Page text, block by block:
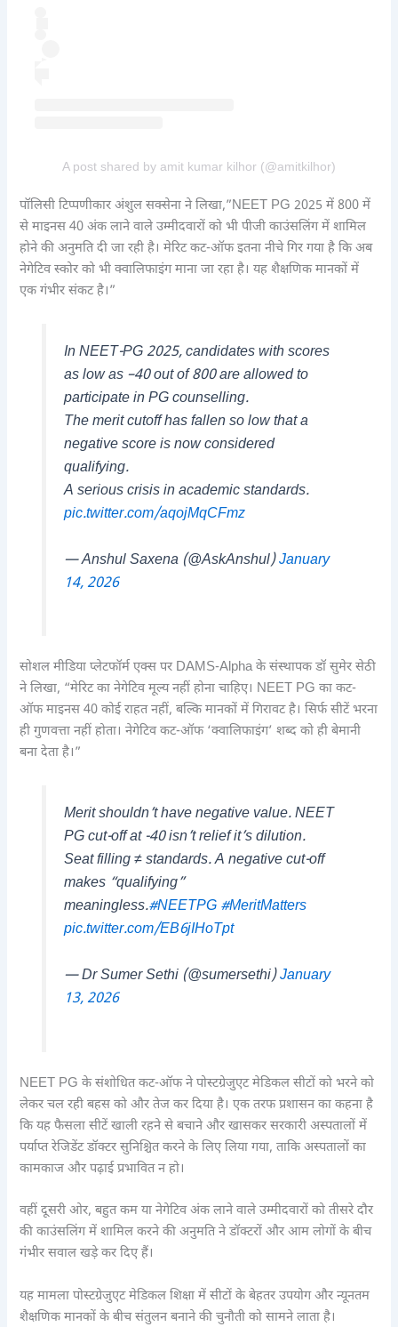
A post shared by amit kumar kilhor (@amitkilhor)
पॉलिसी टिप्पणीकार अंशुल सक्सेना ने लिखा,”NEET PG 2025 में 800 में
से माइनस 40 अंक लाने वाले उम्मीदवारों को भी पीजी काउंसलिंग में शामिल
होने की अनुमति दी जा रही है। मेरिट कट-ऑफ इतना नीचे गिर गया है कि अब
नेगेटिव स्कोर को भी क्वालिफाइंग माना जा रहा है। यह शैक्षणिक मानकों में
एक गंभीर संकट है।”
In NEET-PG 2025, candidates with scores
as low as –40 out of 800 are allowed to
participate in PG counselling.
The merit cutoff has fallen so low that a
negative score is now considered
qualifying.
A serious crisis in academic standards.
pic.twitter.com/aqojMqCFmz
— Anshul Saxena (@AskAnshul)January
14, 2026
सोशल मीडिया प्लेटफॉर्म एक्स पर DAMS-Alpha के संस्थापक डॉ सुमेर सेठी
ने लिखा, “मेरिट का नेगेटिव मूल्य नहीं होना चाहिए। NEET PG का कट-
ऑफ माइनस 40 कोई राहत नहीं, बल्कि मानकों में गिरावट है। सिर्फ सीटें भरना
ही गुणवत्ता नहीं होता। नेगेटिव कट-ऑफ ‘क्वालिफाइंग’ शब्द को ही बेमानी
बना देता है।”
Merit shouldn’t have negative value. NEET
PG cut-off at -40 isn’t relief it’s dilution.
Seat filling ≠ standards. A negative cut-off
makes “qualifying”
meaningless.#NEETPG #MeritMatters
pic.twitter.com/EB6jIHoTpt
— Dr Sumer Sethi (@sumersethi)January
13, 2026
NEET PG के संशोधित कट-ऑफ ने पोस्टग्रेजुएट मेडिकल सीटों को भरने को
लेकर चल रही बहस को और तेज कर दिया है। एक तरफ प्रशासन का कहना है
कि यह फैसला सीटें खाली रहने से बचाने और खासकर सरकारी अस्पतालों में
पर्याप्त रेजिडेंट डॉक्टर सुनिश्चित करने के लिए लिया गया, ताकि अस्पतालों का
कामकाज और पढ़ाई प्रभावित न हो।
वहीं दूसरी ओर, बहुत कम या नेगेटिव अंक लाने वाले उम्मीदवारों को तीसरे दौर
की काउंसलिंग में शामिल करने की अनुमति ने डॉक्टरों और आम लोगों के बीच
गंभीर सवाल खड़े कर दिए हैं।
यह मामला पोस्टग्रेजुएट मेडिकल शिक्षा में सीटों के बेहतर उपयोग और न्यूनतम
शैक्षणिक मानकों के बीच संतुलन बनाने की चुनौती को सामने लाता है।